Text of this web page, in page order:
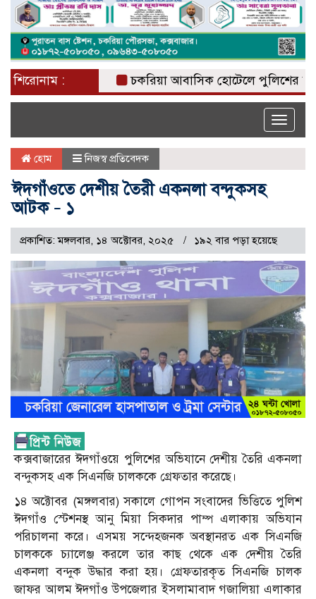
শিরোনাম : চকরিয়া আবাসিক হোটেলে পুলিশের
Toggle
হোম নিজস্ব প্রতিবেদক
ঈদগাঁওতে দেশীয় তৈরী একনলা বন্দুকসহ
আটক – ১
প্রকাশিত: মঙ্গলবার, ১৪ অক্টোবর, ২০২৫ ১৯২ বার পড়া হয়েছে
কক্সবাজারের ঈদগাঁওয়ে পুলিশের অভিযানে দেশীয় তৈরি একনলা
বন্দুকসহ এক সিএনজি চালককে গ্রেফতার করেছে।
১৪ অক্টোবর (মঙ্গলবার) সকালে গোপন সংবাদের ভিত্তিতে পুলিশ
ঈদগাঁও স্টেশনস্থ আনু মিয়া সিকদার পাম্প এলাকায় অভিযান
পরিচালনা করে। এসময় সন্দেহজনক অবস্থানরত এক সিএনজি
চালককে চ্যালেঞ্জ করলে তার কাছ থেকে এক দেশীয় তৈরি
একনলা বন্দুক উদ্ধার করা হয়। গ্রেফতারকৃত সিএনজি চালক
জাফর আলম ঈদগাঁও উপজেলার ইসলামাবাদ গজালিয়া এলাকার